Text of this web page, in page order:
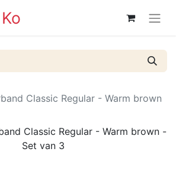
Classic Regular - Warm brown